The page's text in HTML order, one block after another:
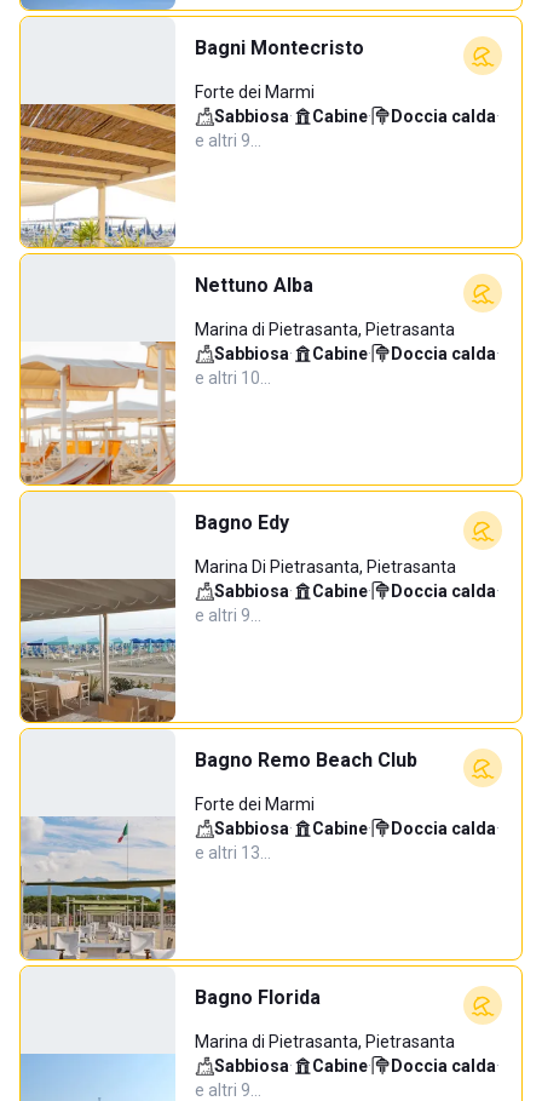
Bagni Montecristo
Forte dei Marmi
Sabbiosa· Cabine· Doccia calda·
e altri 9…
Nettuno Alba
Marina di Pietrasanta, Pietrasanta
Sabbiosa· Cabine· Doccia calda·
e altri 10…
Bagno Edy
Marina Di Pietrasanta, Pietrasanta
Sabbiosa· Cabine· Doccia calda·
e altri 9…
Bagno Remo Beach Club
Forte dei Marmi
Sabbiosa· Cabine· Doccia calda·
e altri 13…
Bagno Florida
Marina di Pietrasanta, Pietrasanta
Sabbiosa· Cabine· Doccia calda·
e altri 9…